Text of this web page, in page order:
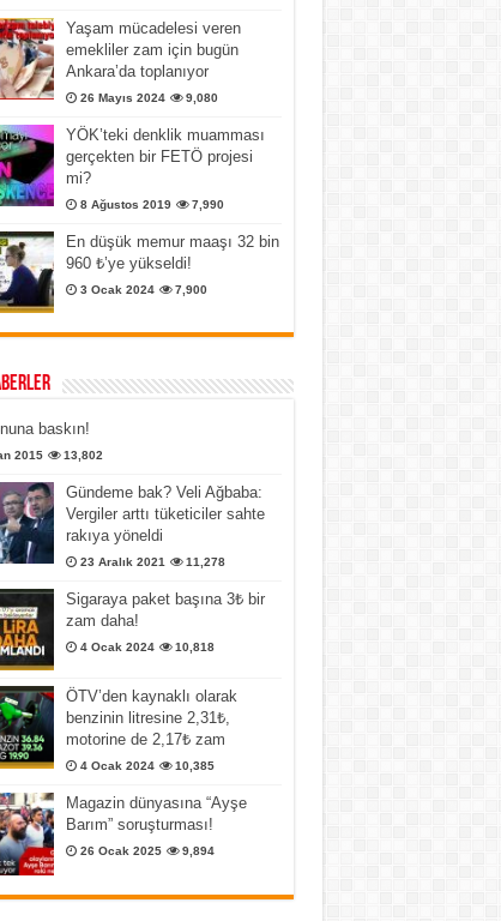
Yaşam mücadelesi veren
emekliler zam için bugün
Ankara’da toplanıyor
26 Mayıs 2024 9,080
YÖK’teki denklik muamması
gerçekten bir FETÖ projesi
mi?
8 Ağustos 2019 7,990
En düşük memur maaşı 32 bin
960 ₺’ye yükseldi!
3 Ocak 2024 7,900
baskın!
2015 13,802
Gündeme bak? Veli Ağbaba:
Vergiler arttı tüketiciler sahte
rakıya yöneldi
23 Aralık 2021 11,278
Sigaraya paket başına 3₺ bir
zam daha!
4 Ocak 2024 10,818
ÖTV’den kaynaklı olarak
benzinin litresine 2,31₺,
motorine de 2,17₺ zam
4 Ocak 2024 10,385
Magazin dünyasına “Ayşe
Barım” soruşturması!
26 Ocak 2025 9,894